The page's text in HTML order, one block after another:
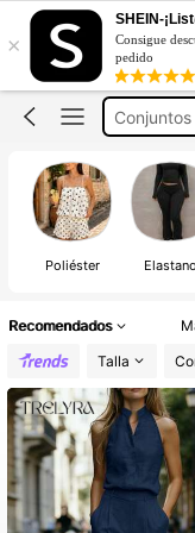
×
SHEIN-
Consigue
pedido
Conjuntos
Poliéster Elastano
Recomendados
Talla